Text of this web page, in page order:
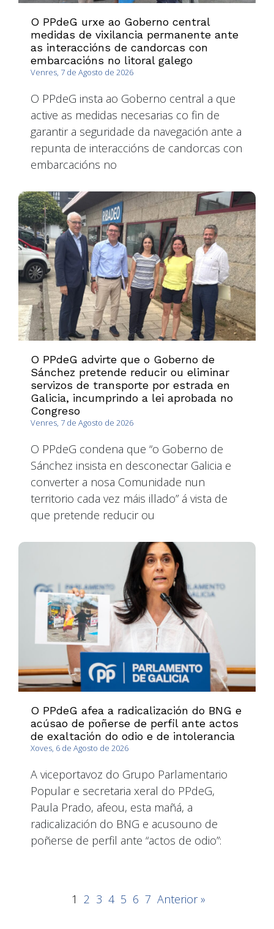
O PPdeG urxe ao Goberno central
medidas de vixilancia permanente ante
as interaccións de candorcas con
embarcacións no litoral galego
Venres, 7 de Agosto de 2026
O PPdeG insta ao Goberno central a que
active as medidas necesarias co fin de
garantir a seguridade da navegación ante a
repunta de interaccións de candorcas con
embarcacións no
O PPdeG advirte que o Goberno de
Sánchez pretende reducir ou eliminar
servizos de transporte por estrada en
Galicia, incumprindo a lei aprobada no
Congreso
Venres, 7 de Agosto de 2026
O PPdeG condena que “o Goberno de
Sánchez insista en desconectar Galicia e
converter a nosa Comunidade nun
territorio cada vez máis illado” á vista de
que pretende reducir ou
O PPdeG afea a radicalización do BNG e
acúsao de poñerse de perfil ante actos
de exaltación do odio e de intolerancia
Xoves, 6 de Agosto de 2026
A viceportavoz do Grupo Parlamentario
Popular e secretaria xeral do PPdeG,
Paula Prado, afeou, esta mañá, a
radicalización do BNG e acusouno de
poñerse de perfil ante “actos de odio”:
1 2 3 4 5 6 7 Anterior »